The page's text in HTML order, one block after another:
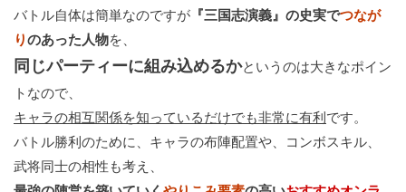
バトル自体は簡単なのですが 『三国志演義』の史実でつなが
りのあった人物を、
同じパーティーに組み込めるかというのは大きなポイン
トなので、
キャラの相互関係を知っているだけでも非常に有利です。
バトル勝利のために、キャラの布陣配置や、コンボスキル、
武将同士の相性も考え、